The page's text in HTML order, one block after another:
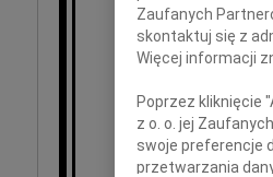
Zaufanych
skontaktuj się z
Więcej informacji
Poprzez kliknięcie
z o. o. jej
swoje preferencje
przetwarzania